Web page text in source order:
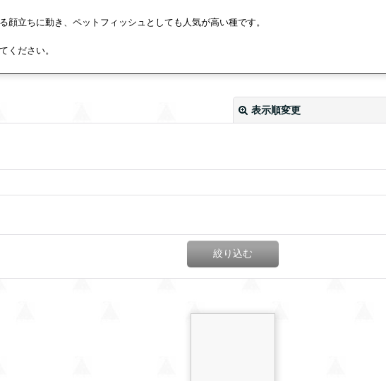
顔立ちに動き、ペットフィッシュとしても人気が高い種です。
ください。
表示順変更
絞り込む